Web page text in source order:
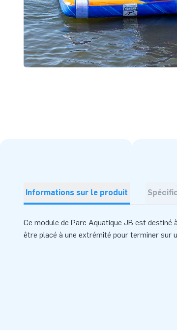
Informations sur le produit
Ce module de Parc Aquatique JB est
être placé à une extrémité pour terminer sur